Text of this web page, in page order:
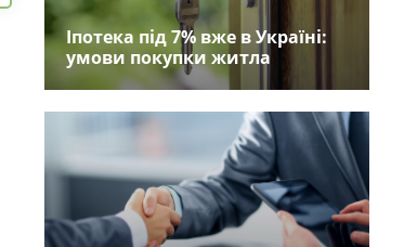
Іпотека під 7% вже в Україні:
умови покупки житла